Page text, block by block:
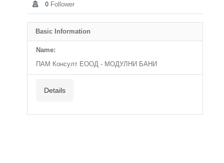
0 Follower
Basic Information
Name:
ПАМ Консулт ЕООД - МОДУЛНИ БАНИ
Details